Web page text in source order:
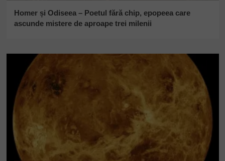
Homer și Odiseea – Poetul fără chip, epopeea care
ascunde mistere de aproape trei milenii